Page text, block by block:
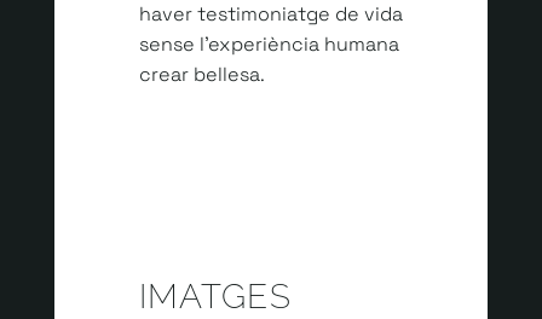
haver testimoniatge de vida
sense l’experiència humana
crear bellesa.
IMATGES